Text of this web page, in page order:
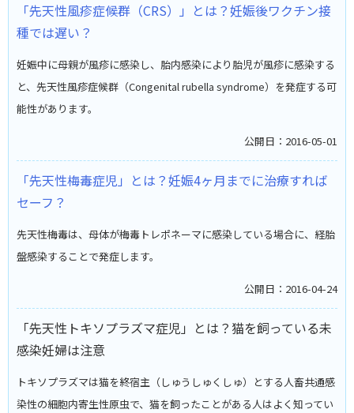
「先天性風疹症候群（CRS）」とは？妊娠後ワクチン接
種では遅い？
妊娠中に母親が風疹に感染し、胎内感染により胎児が風疹に感染する
と、先天性風疹症候群（Congenital rubella syndrome）を発症する可
能性があります。
公開日：2016-05-01
「先天性梅毒症児」とは？妊娠4ヶ月までに治療すれば
セーフ？
先天性梅毒は、母体が梅毒トレポネーマに感染している場合に、経胎
盤感染することで発症します。
公開日：2016-04-24
「先天性トキソプラズマ症児」とは？猫を飼っている未
感染妊婦は注意
トキソプラズマは猫を終宿主（しゅうしゅくしゅ）とする人畜共通感
染性の細胞内寄生性原虫で、猫を飼ったことがある人はよく知ってい